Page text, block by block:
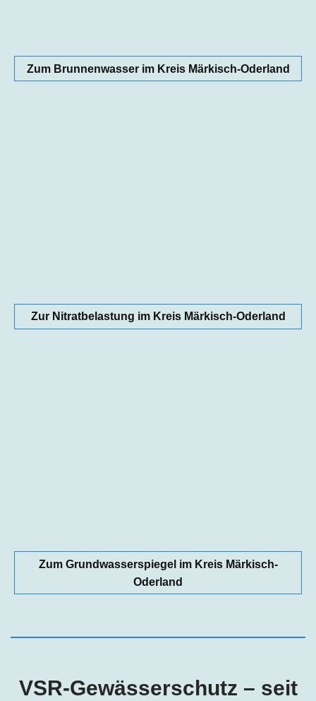
Zum Brunnenwasser im Kreis Märkisch-Oderland
Zur Nitratbelastung im Kreis Märkisch-Oderland
Zum Grundwasserspiegel im Kreis Märkisch-
Oderland
VSR-Gewässerschutz – seit